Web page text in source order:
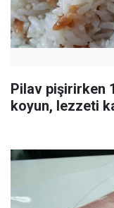
Pilav pişirirken
koyun, lezzeti